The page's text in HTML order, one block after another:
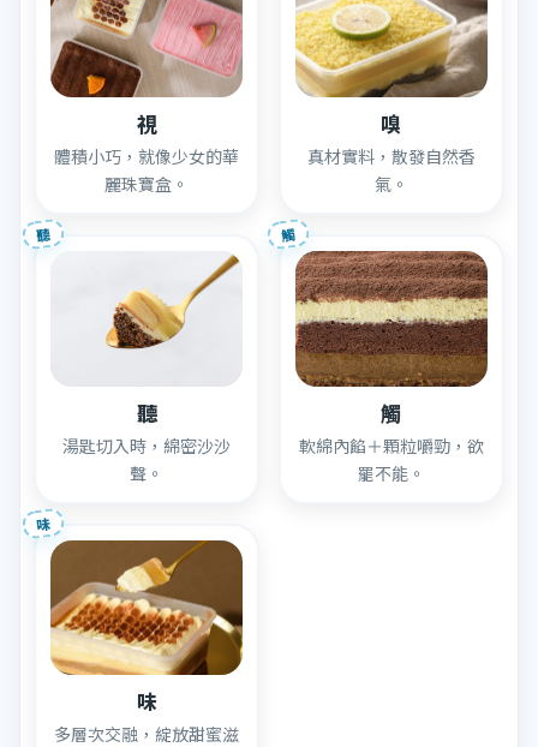
視
體積小巧，就像少女的華
麗珠寶盒。
嗅
真材實料，散發自然香
氣。
聽
聽
湯匙切入時，綿密沙沙
聲。
觸
觸
軟綿內餡＋顆粒嚼勁，欲
罷不能。
味
味
多層次交融，綻放甜蜜滋